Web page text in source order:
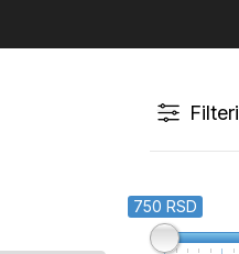
Filteri
750 RSD